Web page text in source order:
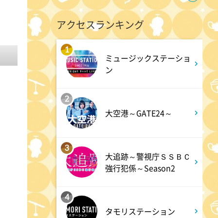
午前 9:55
しあわせのたね。
午前 10:00
る!恐怖を感じる音楽会」
買いドキ!生放送ショッピン
グ 期間限定商品を手にする大
チャンス!お見逃しなく!
午前 11:00
アクセスランキング
1
ミュージックステーショ
ン
2
大空港～GATE24～
3
大追跡～警視庁ＳＳＢＣ
強行犯係～Season2
4
タモリステーション